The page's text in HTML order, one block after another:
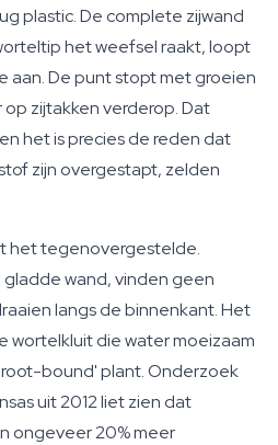
plastic. De complete zijwand
het weefsel raakt, loopt
aan. De punt stopt met groeien
zijtakken verderop. Dat
het is precies de reden dat
zijn overgestapt, zelden
het tegenovergestelde.
wand, vinden geen
langs de binnenkant. Het
wortelkluit die water moeizaam
bound' plant. Onderzoek
uit 2012 liet zien dat
ongeveer 20% meer